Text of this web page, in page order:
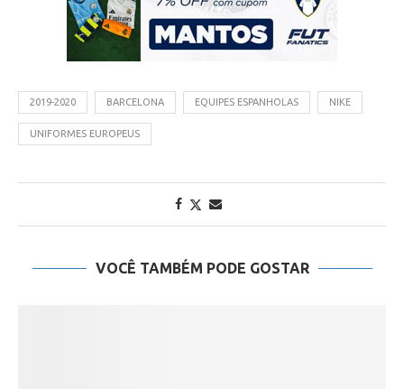
2019-2020 BARCELONA EQUIPES ESPANHOLAS NIKE
UNIFORMES EUROPEUS
VOCÊ TAMBÉM PODE GOSTAR